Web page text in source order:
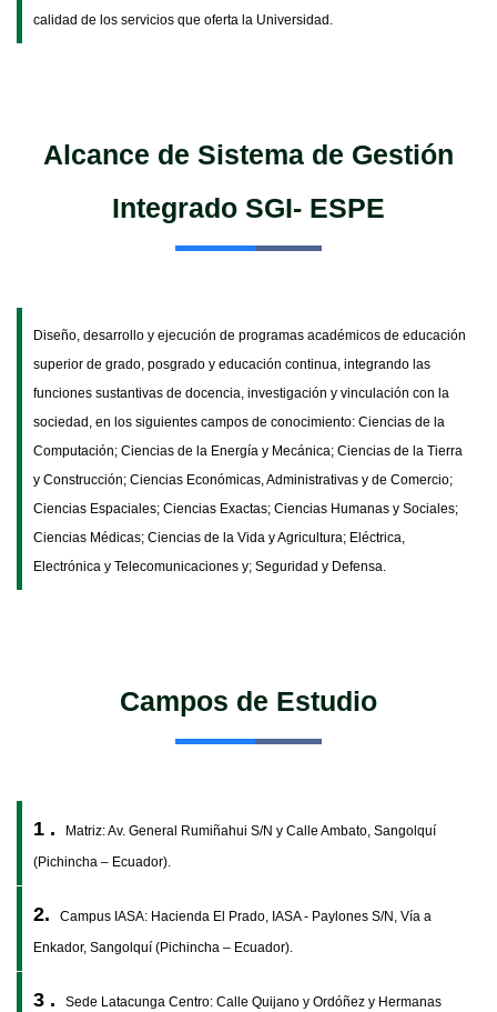
calidad de los servicios que oferta la Universidad.
Alcance de Sistema de Gestión
Integrado SGI- ESPE
Diseño, desarrollo y ejecución de programas académicos de educación
superior de grado, posgrado y educación continua, integrando las
funciones sustantivas de docencia, investigación y vinculación con la
sociedad, en los siguientes campos de conocimiento: Ciencias de la
Computación; Ciencias de la Energía y Mecánica; Ciencias de la Tierra
y Construcción; Ciencias Económicas, Administrativas y de Comercio;
Ciencias Espaciales; Ciencias Exactas; Ciencias Humanas y Sociales;
Ciencias Médicas; Ciencias de la Vida y Agricultura; Eléctrica,
Electrónica y Telecomunicaciones y; Seguridad y Defensa.
Campos de Estudio
1 .
Matriz: Av. General Rumiñahui S/N y Calle Ambato, Sangolquí
(Pichincha – Ecuador).
2.
Campus IASA: Hacienda El Prado, IASA - Paylones S/N, Vía a
Enkador, Sangolquí (Pichincha – Ecuador).
3 . Sede Latacunga Centro: Calle Quijano y Ordóñez y Hermanas